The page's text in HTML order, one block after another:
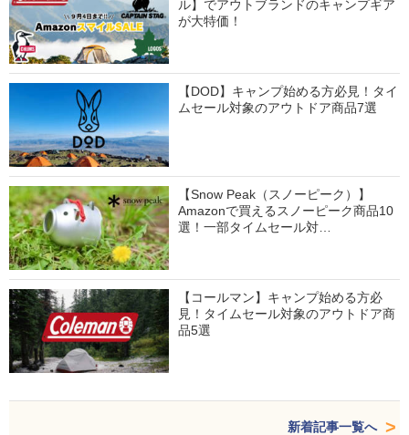
ル】でアウトブランドのキャンプギア
が大特価！
【DOD】キャンプ始める方必見！タイ
ムセール対象のアウトドア商品7選
【Snow Peak（スノーピーク）】
Amazonで買えるスノーピーク商品10
選！一部タイムセール対…
【コールマン】キャンプ始める方必
見！タイムセール対象のアウトドア商
品5選
新着記事一覧へ